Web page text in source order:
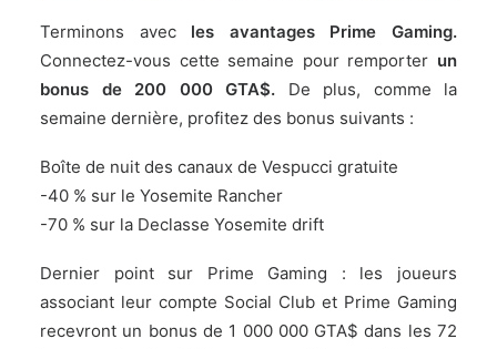
Terminons avec les avantages Prime Gaming.
Connectez-vous cette semaine pour remporter un
bonus de 200 000 GTA$. De plus, comme la
semaine dernière, profitez des bonus suivants :
Boîte de nuit des canaux de Vespucci gratuite
-40 % sur le Yosemite Rancher
-70 % sur la Declasse Yosemite drift
Dernier point sur Prime Gaming : les joueurs
associant leur compte Social Club et Prime Gaming
recevront un bonus de 1 000 000 GTA$ dans les 72